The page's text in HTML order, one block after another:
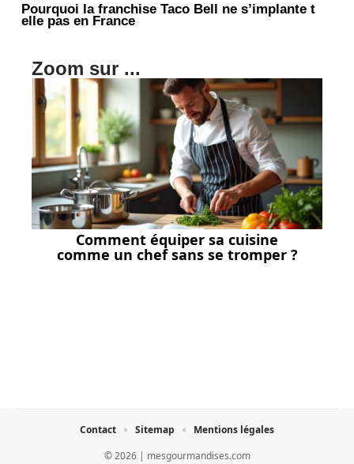
Pourquoi la franchise Taco Bell ne s’implante t
elle pas en France
Zoom sur ...
Comment équiper sa cuisine
comme un chef sans se tromper ?
© 2026 | mesgourmandises.com
Contact Sitemap Mentions légales